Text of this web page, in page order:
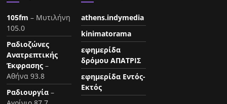
105fm – Μυτιλήνη
105.0
Ραδιοζώνες
Ανατρεπτικής
Έκφρασης –
Αθήνα 93.8
Ραδιουργία –
athens.indymedia
kinimatorama
εφημερίδα
δρόμου ΑΠΑΤΡΙΣ
εφημερίδα Εντός-
Εκτός